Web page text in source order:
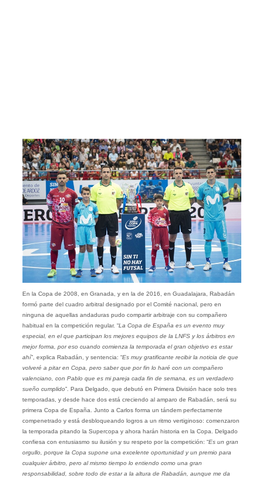
En la Copa de 2008, en Granada, y en la de 2016, en Guadalajara, Rabadán
formó parte del cuadro arbitral designado por el Comité nacional, pero en
ninguna de aquellas andaduras pudo compartir arbitraje con su compañero
habitual en la competición regular. “La Copa de España es un evento muy
especial, en el que participan los mejores equipos de la LNFS y los árbitros en
mejor forma, por eso cuando comienza la temporada el gran objetivo es estar
ahí”, explica Rabadán, y sentencia: “Es muy gratificante recibir la noticia de que
volveré a pitar en Copa, pero saber que por fin lo haré con un compañero
valenciano, con Pablo que es mi pareja cada fin de semana, es un verdadero
sueño cumplido”. Para Delgado, que debutó en Primera División hace solo tres
temporadas, y desde hace dos está creciendo al amparo de Rabadán, será su
primera Copa de España. Junto a Carlos forma un tándem perfectamente
compenetrado y está desbloqueando logros a un ritmo vertiginoso: comenzaron
la temporada pitando la Supercopa y ahora harán historia en la Copa. Delgado
confiesa con entusiasmo su ilusión y su respeto por la competición: “Es un gran
orgullo, porque la Copa supone una excelente oportunidad y un premio para
cualquier árbitro, pero al mismo tiempo lo entiendo como una gran
responsabilidad, sobre todo de estar a la altura de Rabadán, aunque me da